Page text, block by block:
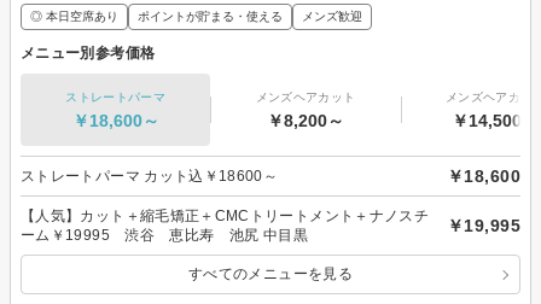
◎ 本日空席あり ポイントが貯まる・使える メンズ歓迎
メニュー別参考価格
ストレートパーマ
￥18,600～
メンズヘアカット
￥8,200～
メンズヘアカラ
￥14,500～
ストレートパーマ カット込￥18600～ ￥18,600
【人気】カット＋縮毛矯正＋CMCトリートメント＋ナノスチ
ーム￥19995 渋谷 恵比寿 池尻 中目黒
￥19,995
すべてのメニューを見る